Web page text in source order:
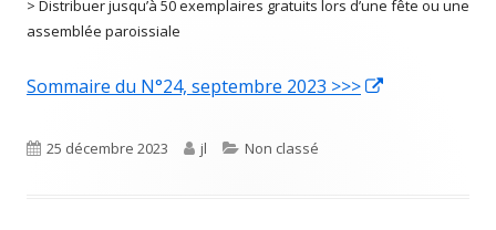
> Distribuer jusqu’à 50 exemplaires gratuits lors d’une fête ou une
assemblée paroissiale
Sommaire du N°24, septembre 2023 >>>
Publié
25 décembre 2023 Auteur
jl Catégories
Non classé